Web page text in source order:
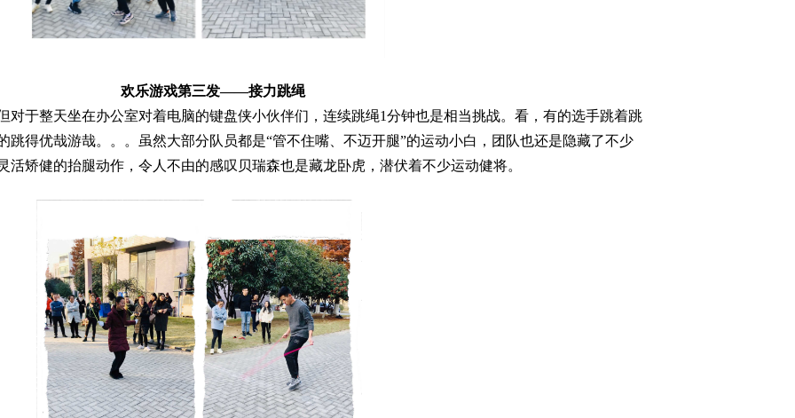
欢乐游戏第三发——接力跳绳
于整天坐在办公室对着电脑的键盘侠小伙伴们，连续跳绳1分钟也是相当挑战。看，有的选手跳着跳
跳得优哉游哉。。。虽然大部分队员都是“管不住嘴、不迈开腿”的运动小白，团队也还是隐藏了不少
活矫健的抬腿动作，令人不由的感叹贝瑞森也是藏龙卧虎，潜伏着不少运动健将。